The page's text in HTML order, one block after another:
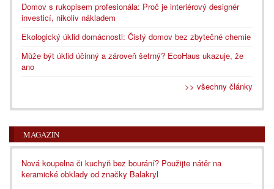
Domov s rukopisem profesionála: Proč je interiérový designér
investicí, nikoliv nákladem
Ekologický úklid domácnosti: Čistý domov bez zbytečné chemie
Může být úklid účinný a zároveň šetrný? EcoHaus ukazuje, že
ano
>> všechny články
MAGAZÍN
Nová koupelna či kuchyň bez bourání? Použijte nátěr na
keramické obklady od značky Balakryl